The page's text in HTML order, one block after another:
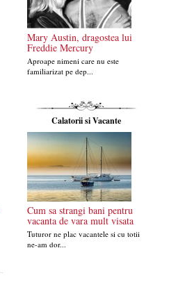
Mary Austin, dragostea lui
Freddie Mercury
Aproape nimeni care nu este
familiarizat pe dep...
Calatorii si Vacante
Cum sa strangi bani pentru
vacanta de vara mult visata
Tuturor ne plac vacantele si cu totii
ne-am dor...